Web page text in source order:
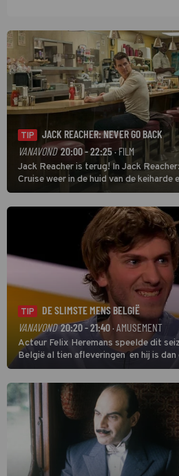
TIP
JACK REACHER: NEVER GO BACK
VANAVOND 20:00 - 22:25 · FILM
Jack Reacher is terug! In Jack
Cruise weer in de huid van de keiharde
TIP
DE SLIMSTE MENS BELGIË
VANAVOND 20:20 - 21:40· AMUSEMENT
Acteur Felix Heremans speelde dit
België al tien afleveringen en hij is
deze seizoensfinale. En er is
Soundos El Ahmadi neemt plaats aan